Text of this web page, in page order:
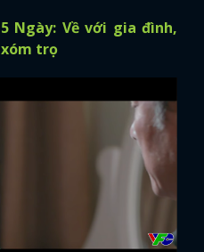
Ngày: Về với gia đình,
trọ